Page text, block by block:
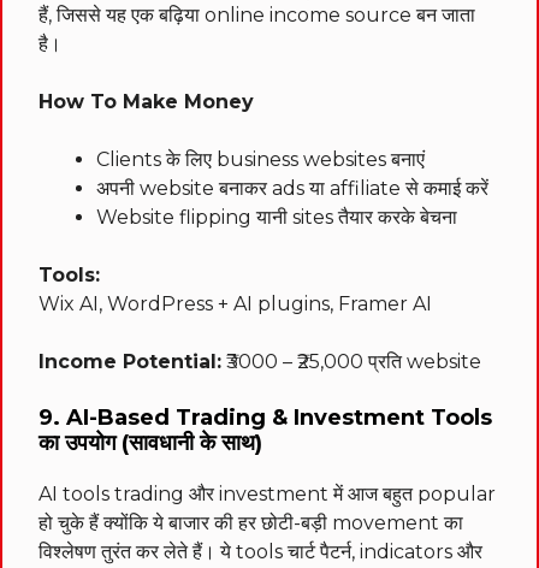
हैं, जिससे यह एक बढ़िया online income source बन जाता
है।
How To Make Money
Clients के लिए business websites बनाएं
अपनी website बनाकर ads या affiliate से कमाई करें
Website flipping यानी sites तैयार करके बेचना
Tools:
Wix AI, WordPress + AI plugins, Framer AI
Income Potential: ₹3000 – ₹25,000 प्रति website
9. AI-Based Trading & Investment Tools
का उपयोग (सावधानी के साथ)
AI tools trading और investment में आज बहुत popular
हो चुके हैं क्योंकि ये बाजार की हर छोटी-बड़ी movement का
विश्लेषण तुरंत कर लेते हैं। ये tools चार्ट पैटर्न, indicators और